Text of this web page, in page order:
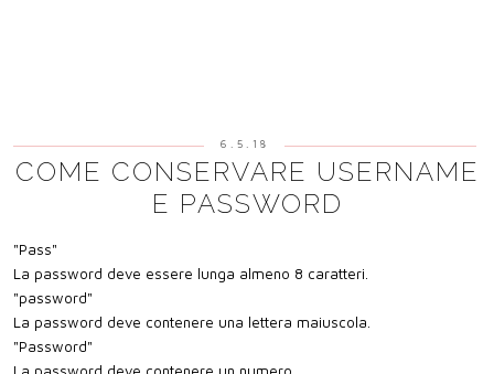
6.5.18
COME CONSERVARE USERNAME
E PASSWORD
"Pass"
La password deve essere lunga almeno 8 caratteri.
"password"
La password deve contenere una lettera maiuscola.
"Password"